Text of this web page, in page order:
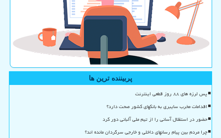
پربیننده ترین ها
پس لرزه های ۸۸ روز قطعی اینترنت
اقدامات مخرب سایبری به بانکهای کشور صحت دارد؟
حضور در استقلال آسانی را از تیم ملی آلبانی دور کرد
چرا مردم بین پیام رسانهای داخلی و خارجی سرگردان مانده اند؟